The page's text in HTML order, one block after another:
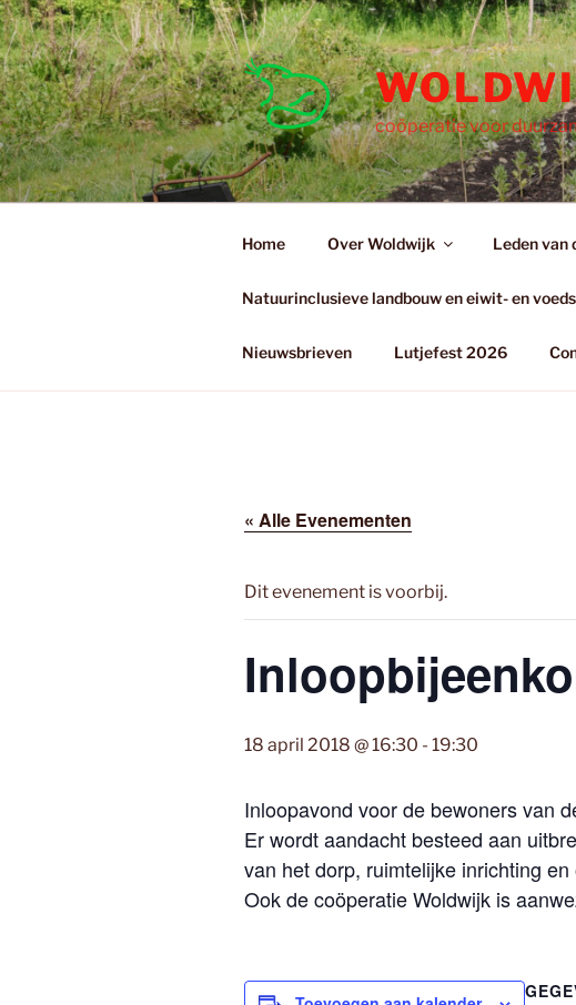
Ga
naar
de
inhoud
coöperatie voor
Home Over Woldwijk Leden van
Natuurinclusieve landbouw en eiwit- en
Nieuwsbrieven Lutjefest 2026
« Alle Evenementen
Dit evenement is voorbij.
18 april 2018 @ 16:30 - 19:30
Inloopavond voor de bewoners van
Er wordt aandacht besteed aan
van het dorp, ruimtelijke inrichting
Ook de coöperatie Woldwijk is